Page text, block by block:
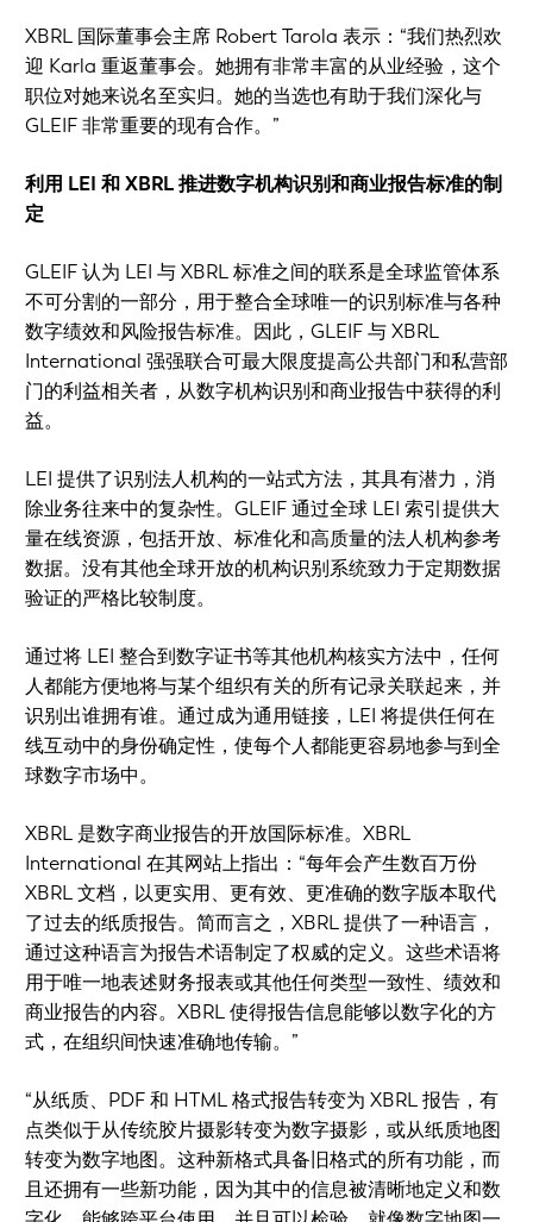
XBRL 国际董事会主席 Robert Tarola 表示：“我们热烈欢
迎 Karla 重返董事会。她拥有非常丰富的从业经验，这个
职位对她来说名至实归。她的当选也有助于我们深化与
GLEIF 非常重要的现有合作。”
利用 LEI 和 XBRL 推进数字机构识别和商业报告标准的制
定
GLEIF 认为 LEI 与 XBRL 标准之间的联系是全球监管体系
不可分割的一部分，用于整合全球唯一的识别标准与各种
数字绩效和风险报告标准。因此，GLEIF 与 XBRL
International 强强联合可最大限度提高公共部门和私营部
门的利益相关者，从数字机构识别和商业报告中获得的利
益。
LEI 提供了识别法人机构的一站式方法，其具有潜力，消
除业务往来中的复杂性。GLEIF 通过全球 LEI 索引提供大
量在线资源，包括开放、标准化和高质量的法人机构参考
数据。没有其他全球开放的机构识别系统致力于定期数据
验证的严格比较制度。
通过将 LEI 整合到数字证书等其他机构核实方法中，任何
人都能方便地将与某个组织有关的所有记录关联起来，并
识别出谁拥有谁。通过成为通用链接，LEI 将提供任何在
线互动中的身份确定性，使每个人都能更容易地参与到全
球数字市场中。
XBRL 是数字商业报告的开放国际标准。XBRL
International 在其网站上指出：“每年会产生数百万份
XBRL 文档，以更实用、更有效、更准确的数字版本取代
了过去的纸质报告。简而言之，XBRL 提供了一种语言，
通过这种语言为报告术语制定了权威的定义。这些术语将
用于唯一地表述财务报表或其他任何类型一致性、绩效和
商业报告的内容。XBRL 使得报告信息能够以数字化的方
式，在组织间快速准确地传输。”
“从纸质、PDF 和 HTML 格式报告转变为 XBRL 报告，有
点类似于从传统胶片摄影转变为数字摄影，或从纸质地图
转变为数字地图。这种新格式具备旧格式的所有功能，而
且还拥有一些新功能，因为其中的信息被清晰地定义和数